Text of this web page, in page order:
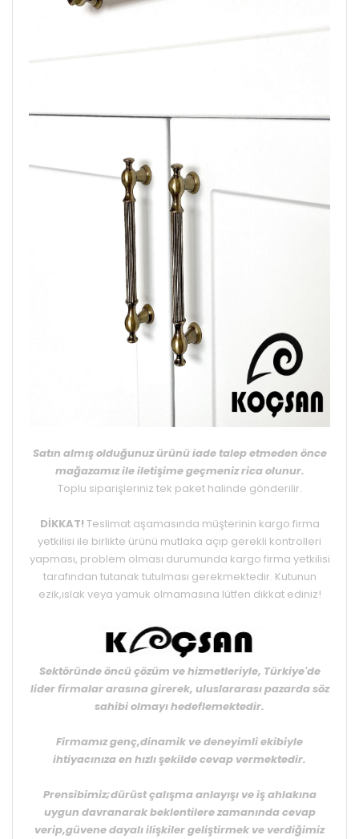
Satın almış olduğunuz ürünü iade talep etmeden önce
mağazamız ile iletişime geçmeniz rica olunur.
Toplu siparişleriniz tek paket halinde gönderilir.
DİKKAT! Teslimat aşamasında müşterinin kargo firma
yetkilisi ile birlikte ürünü mutlaka açıp gerekli kontrolleri
yapması, problem olması durumunda kargo firma yetkilisi
tarafından tutanak tutulması gerekmektedir. Kutunun
ezik,ıslak veya yamuk olmamasına lütfen dikkat ediniz!
Sektöründe öncü çözüm ve hizmetleriyle, Türkiye'de
lider firmalar arasına girerek, uluslararası pazarda söz
sahibi olmayı hedeflemektedir.
Firmamız genç,dinamik ve deneyimli ekibiyle
ihtiyacınıza en hızlı şekilde cevap vermektedir.
Prensibimiz;dürüst çalışma anlayışı ve iş ahlakına
uygun davranarak beklentilere zamanında cevap
verip,güvene dayalı ilişkiler geliştirmek ve verdiğimiz